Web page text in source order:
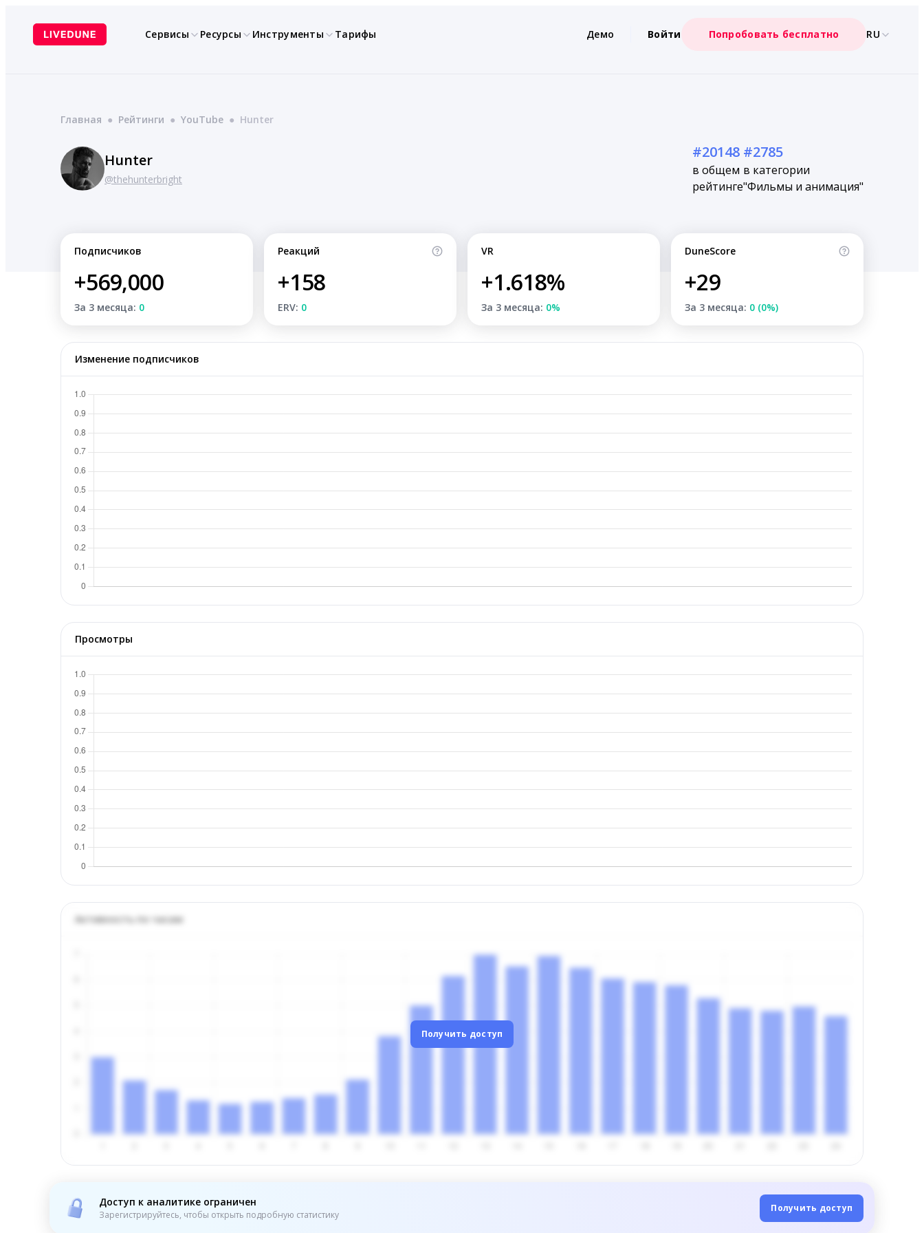
содержимому
Сервисы Ресурсы Инструменты Тарифы Демо Войти Попробовать бесплатно RU
Главная ● Рейтинги ● YouTube ● Hunter
Hunter
@thehunterbright
#20148
в общем
рейтинге
#2785
в категории
"Фильмы и анимация"
Подписчиков
+569,000
За 3 месяца: 0
Реакций
+158
ERV: 0
VR
+1.618%
За 3 месяца: 0%
DuneScore
+29
За 3 месяца: 0 (0%)
Изменение подписчиков
Просмотры
Активность по часам
Получить доступ
Доступ к аналитике ограничен
Зарегистрируйтесь, чтобы открыть подробную статистику
Получить доступ